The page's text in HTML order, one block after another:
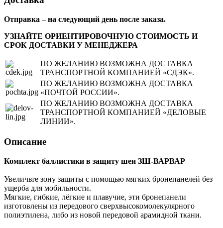
Отправка – на следующий день после заказа.
УЗНАЙТЕ ОРИЕНТИРОВОЧНУЮ СТОИМОСТЬ И
СРОК ДОСТАВКИ У МЕНЕДЖЕРА
ПО ЖЕЛАНИЮ ВОЗМОЖНА ДОСТАВКА
ТРАНСПОРТНОЙ КОМПАНИЕЙ «СДЭК».
ПО ЖЕЛАНИЮ ВОЗМОЖНА ДОСТАВКА
«ПОЧТОЙ РОССИИ».
ПО ЖЕЛАНИЮ ВОЗМОЖНА ДОСТАВКА
ТРАНСПОРТНОЙ КОМПАНИЕЙ «ДЕЛОВЫЕ
ЛИНИИ».
Описание
Комплект баллистики в защиту шеи ЗШ-ВАРВАР
Увеличьте зону защиты с помощью мягких бронепанелей без
ущерба для мобильности.
Мягкие, гибкие, лёгкие и плавучие, эти бронепанели
изготовлены из передового сверхвысокомолекулярного
полиэтилена, либо из новой передовой арамидной ткани.